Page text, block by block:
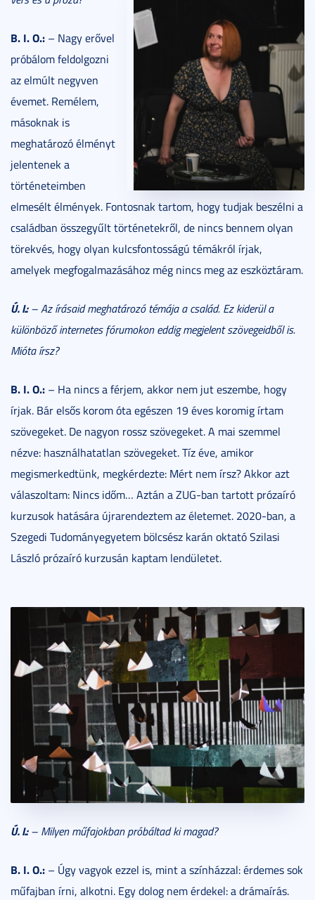
B. I. O.: – Nagy erővel
próbálom feldolgozni
az elmúlt negyven
évemet. Remélem,
másoknak is
meghatározó élményt
jelentenek a
történeteimben
elmesélt élmények. Fontosnak tartom, hogy tudjak beszélni a
családban összegyűlt történetekről, de nincs bennem olyan
törekvés, hogy olyan kulcsfontosságú témákról írjak,
amelyek megfogalmazásához még nincs meg az eszköztáram.
Ú. I.: – Az írásaid meghatározó témája a család. Ez kiderül a
különböző internetes fórumokon eddig megjelent szövegeidből is.
Mióta írsz?
B. I. O.: – Ha nincs a férjem, akkor nem jut eszembe, hogy
írjak. Bár elsős korom óta egészen 19 éves koromig írtam
szövegeket. De nagyon rossz szövegeket. A mai szemmel
nézve: használhatatlan szövegeket. Tíz éve, amikor
megismerkedtünk, megkérdezte: Mért nem írsz? Akkor azt
válaszoltam: Nincs időm… Aztán a ZUG-ban tartott prózaíró
kurzusok hatására újrarendeztem az életemet. 2020-ban, a
Szegedi Tudományegyetem bölcsész karán oktató Szilasi
László prózaíró kurzusán kaptam lendületet.
Ú. I.: – Milyen műfajokban próbáltad ki magad?
B. I. O.: – Úgy vagyok ezzel is, mint a színházzal: érdemes sok
műfajban írni, alkotni. Egy dolog nem érdekel: a drámaírás.